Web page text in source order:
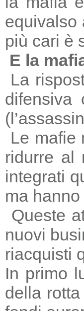
equivalso
più cari è
E la
La
Le mafie
ridurre al
integrati
ma
Queste
nuovi
riacquisti
In primo
della